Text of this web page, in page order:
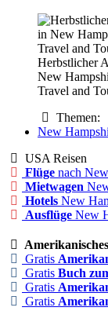
Herbstlicher
New
Travel and
Themen:
New
USA Reisen
Flüge nach
Mietwagen
Hotels New
Ausflüge New
Gratis
Gratis Buch
Gratis
Gratis